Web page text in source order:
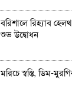
বরিশালে রিহ্যাব
শুভ উদ্বোধন
মরিচে স্বস্তি, ডিম-